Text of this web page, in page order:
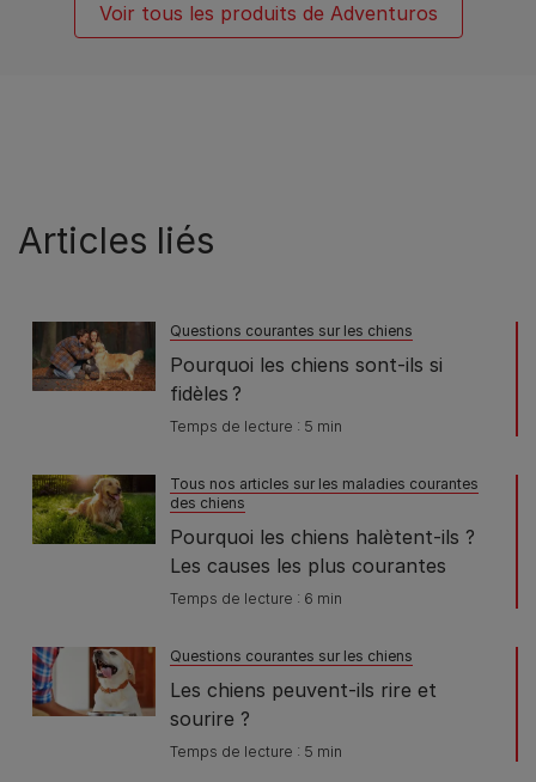
Voir tous les produits de Adventuros
Articles liés
Questions courantes sur les chiens
Pourquoi les chiens sont-ils si
fidèles ?
Temps de lecture : 5 min
Tous nos articles sur les maladies courantes
des chiens
Pourquoi les chiens halètent-ils ?
Les causes les plus courantes
Temps de lecture : 6 min
Questions courantes sur les chiens
Les chiens peuvent-ils rire et
sourire ?
Temps de lecture : 5 min